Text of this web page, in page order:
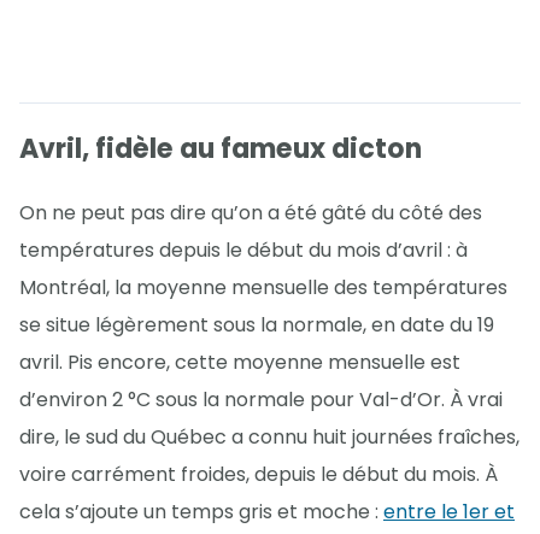
Avril, fidèle au fameux dicton
On ne peut pas dire qu’on a été gâté du côté des
températures depuis le début du mois d’avril : à
Montréal, la moyenne mensuelle des températures
se situe légèrement sous la normale, en date du 19
avril. Pis encore, cette moyenne mensuelle est
d’environ 2 °C sous la normale pour Val-d’Or. À vrai
dire, le sud du Québec a connu huit journées fraîches,
voire carrément froides, depuis le début du mois. À
cela s’ajoute un temps gris et moche : entre le 1er et